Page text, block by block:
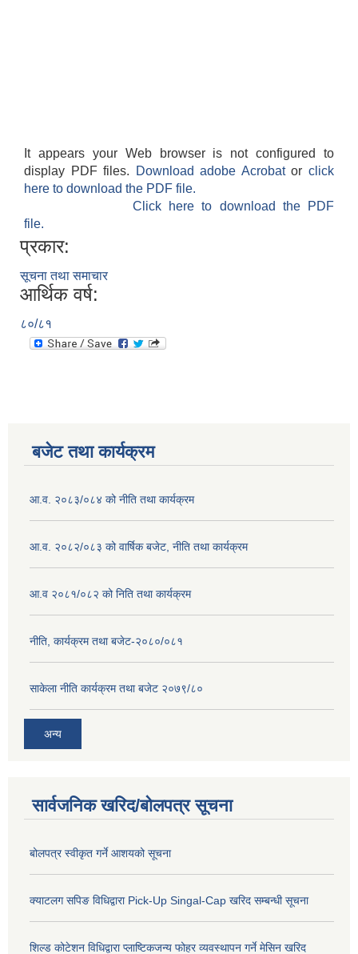
It appears your Web browser is not configured to
display PDF files.
Download adobe Acrobatorclick
here to download the PDF file.
Click here to download the PDF
file.
प्रकार:
सूचना तथा समाचार
आर्थिक वर्ष:
८०/८१
बजेट तथा कार्यक्रम
आ.व. २०८३/०८४ को नीति तथा कार्यक्रम
आ.व. २०८२/०८३ को वार्षिक बजेट, नीति तथा कार्यक्रम
आ.व २०८१/०८२ को निति तथा कार्यक्रम
नीति, कार्यक्रम तथा बजेट-२०८०/०८१
साकेला नीति कार्यक्रम तथा बजेट २०७९/८०
अन्य
सार्वजनिक खरिद/बोलपत्र सूचना
बोलपत्र स्वीकृत गर्ने आशयको सूचना
क्याटलग सपिङ विधिद्वारा Pick-Up Singal-Cap खरिद सम्बन्धी सूचना
शिल्ड कोटेशन विधिद्वारा प्लाष्टिकजन्य फोहर व्यवस्थापन गर्ने मेसिन खरिद